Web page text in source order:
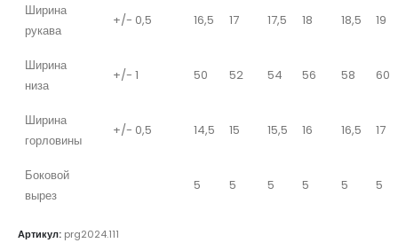
Ширина
рукава
+/- 0,5 16,5 17 17,5 18 18,5 19
Ширина
низа
+/- 1 50 52 54 56 58 60
Ширина
горловины
+/- 0,5 14,5 15 15,5 16 16,5 17
Боковой
вырез
5 5 5 5 5 5
Артикул: prg2024.111